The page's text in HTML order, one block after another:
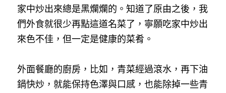
家中炒出來總是黑爛爛的。知道了原由之後，我
們外食就很少再點這道名菜了，寧願吃家中炒出
來色不佳，但一定是健康的菜肴。
外面餐廳的廚房，比如，青菜經過滾水，再下油
鍋快炒，就能保持色澤與口感，也能除掉一些青